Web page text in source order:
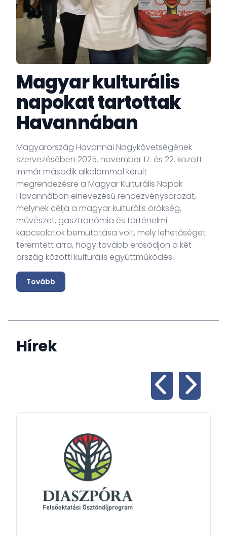
Magyar kulturális
napokat tartottak
Havannában
Magyarország Havannai Nagykövetségének
szervezésében 2025. november 17. és 22. között
immár második alkalommal került
megrendezésre a Magyar Kulturális Napok
Havannában elnevezésű rendezvénysorozat,
melynek célja a magyar kulturális örökség,
művészet, gasztronómia és történelmi
kapcsolatok bemutatása volt, mely lehetőséget
teremtett arra, hogy tovább erősödjön a két
ország közötti kulturális együttműködés.
Tovább
Hírek